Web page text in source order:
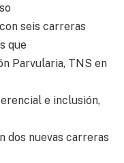
seis carreras
que
Parvularia, TNS en
e inclusión,
dos nuevas carreras